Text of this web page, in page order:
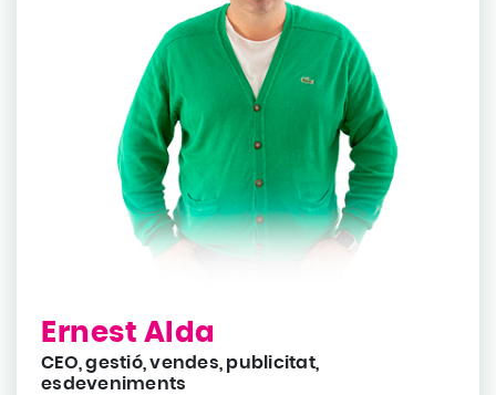
Ernest Alda
CEO, gestió, vendes, publicitat,
esdeveniments